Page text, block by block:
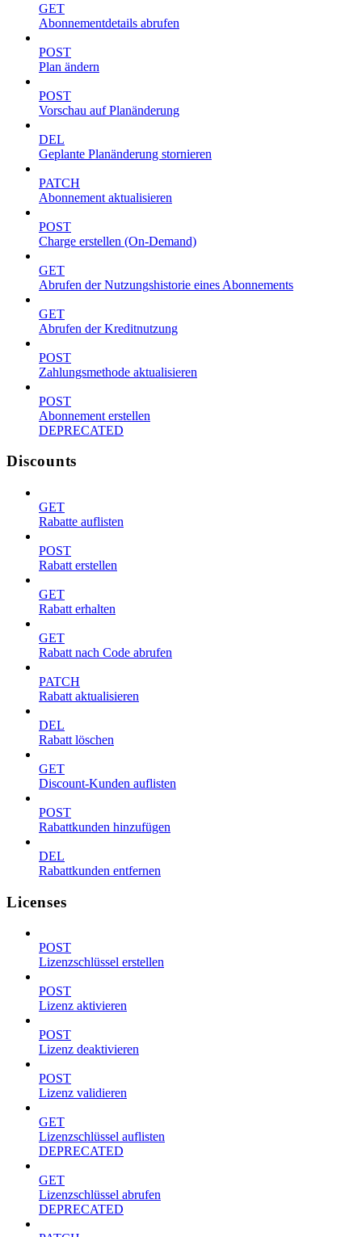
GET
Abonnementdetails abrufen
POST
Plan ändern
POST
Vorschau auf Planänderung
DEL
Geplante Planänderung stornieren
PATCH
Abonnement aktualisieren
POST
Charge erstellen (On-Demand)
GET
Abrufen der Nutzungshistorie eines Abonnements
GET
Abrufen der Kreditnutzung
POST
Zahlungsmethode aktualisieren
POST
Abonnement erstellen
DEPRECATED
Discounts
GET
Rabatte auflisten
POST
Rabatt erstellen
GET
Rabatt erhalten
GET
Rabatt nach Code abrufen
PATCH
Rabatt aktualisieren
DEL
Rabatt löschen
GET
Discount-Kunden auflisten
POST
Rabattkunden hinzufügen
DEL
Rabattkunden entfernen
Licenses
POST
Lizenzschlüssel erstellen
POST
Lizenz aktivieren
POST
Lizenz deaktivieren
POST
Lizenz validieren
GET
Lizenzschlüssel auflisten
DEPRECATED
GET
Lizenzschlüssel abrufen
DEPRECATED